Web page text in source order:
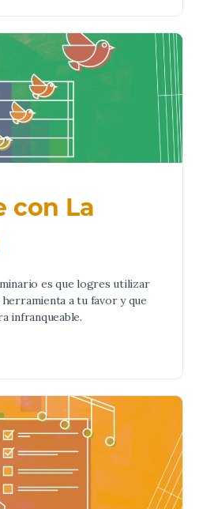
con La
es que logres utilizar
a tu favor y que
infranqueable.